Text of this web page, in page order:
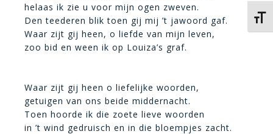
helaas ik zie u voor mijn ogen zweven.
Den teederen blik toen gij mij ’t jawoord gaf.
Waar zijt gij heen, o liefde van mijn leven,
zoo bid en ween ik op Louiza’s graf.
Waar zijt gij heen o liefelijke woorden,
getuigen van ons beide middernacht.
Toen hoorde ik die zoete lieve woorden
in ’t wind gedruisch en in die bloempjes zacht.